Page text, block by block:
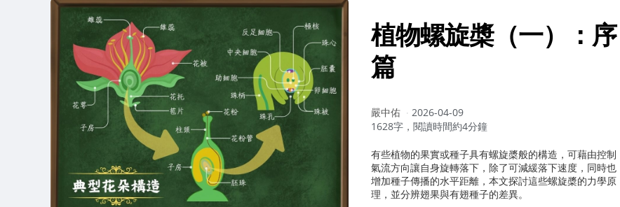
植物螺旋槳（一）：序
篇
作
者：
嚴中佑
2026-04-09
1628字，閱讀時間約4分鐘
有些植物的果實或種子具有螺旋槳般的構造，可藉由控制
氣流方向讓自身旋轉落下，除了可減緩落下速度，同時也
增加種子傳播的水平距離，本文探討這些螺旋槳的力學原
理，並分辨翅果與有翅種子的差異。